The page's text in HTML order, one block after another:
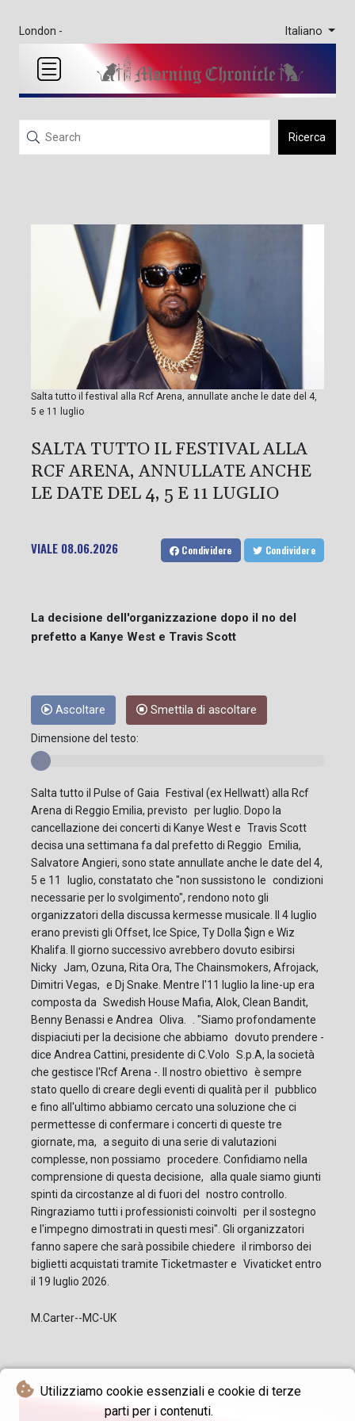
Utilizziamo cookie essenziali e cookie di terze
parti per i contenuti.
London - Italiano
Ricerca
Salta tutto il festival alla Rcf Arena, annullate anche le date del 4,
5 e 11 luglio
SALTA TUTTO IL FESTIVAL ALLA
RCF ARENA, ANNULLATE ANCHE
LE DATE DEL 4, 5 E 11 LUGLIO
VIALE 08.06.2026 Condividere Condividere
La decisione dell'organizzazione dopo il no del
prefetto a Kanye West e Travis Scott
Ascoltare Smettila di ascoltare
Dimensione del testo:
Salta tutto il Pulse of Gaia Festival (ex Hellwatt) alla Rcf
Arena di Reggio Emilia, previsto per luglio. Dopo la
cancellazione dei concerti di Kanye West e Travis Scott
decisa una settimana fa dal prefetto di Reggio Emilia,
Salvatore Angieri, sono state annullate anche le date del 4,
5 e 11 luglio, constatato che "non sussistono le condizioni
necessarie per lo svolgimento", rendono noto gli
organizzatori della discussa kermesse musicale. Il 4 luglio
erano previsti gli Offset, Ice Spice, Ty Dolla $ign e Wiz
Khalifa. Il giorno successivo avrebbero dovuto esibirsi
Nicky Jam, Ozuna, Rita Ora, The Chainsmokers, Afrojack,
Dimitri Vegas, e Dj Snake. Mentre l'11 luglio la line-up era
composta da Swedish House Mafia, Alok, Clean Bandit,
Benny Benassi e Andrea Oliva. . "Siamo profondamente
dispiaciuti per la decisione che abbiamo dovuto prendere -
dice Andrea Cattini, presidente di C.Volo S.p.A, la società
che gestisce l'Rcf Arena -. Il nostro obiettivo è sempre
stato quello di creare degli eventi di qualità per il pubblico
e fino all'ultimo abbiamo cercato una soluzione che ci
permettesse di confermare i concerti di queste tre
giornate, ma, a seguito di una serie di valutazioni
complesse, non possiamo procedere. Confidiamo nella
comprensione di questa decisione, alla quale siamo giunti
spinti da circostanze al di fuori del nostro controllo.
Ringraziamo tutti i professionisti coinvolti per il sostegno
e l'impegno dimostrati in questi mesi". Gli organizzatori
fanno sapere che sarà possibile chiedere il rimborso dei
biglietti acquistati tramite Ticketmaster e Vivaticket entro
il 19 luglio 2026.
M.Carter--MC-UK